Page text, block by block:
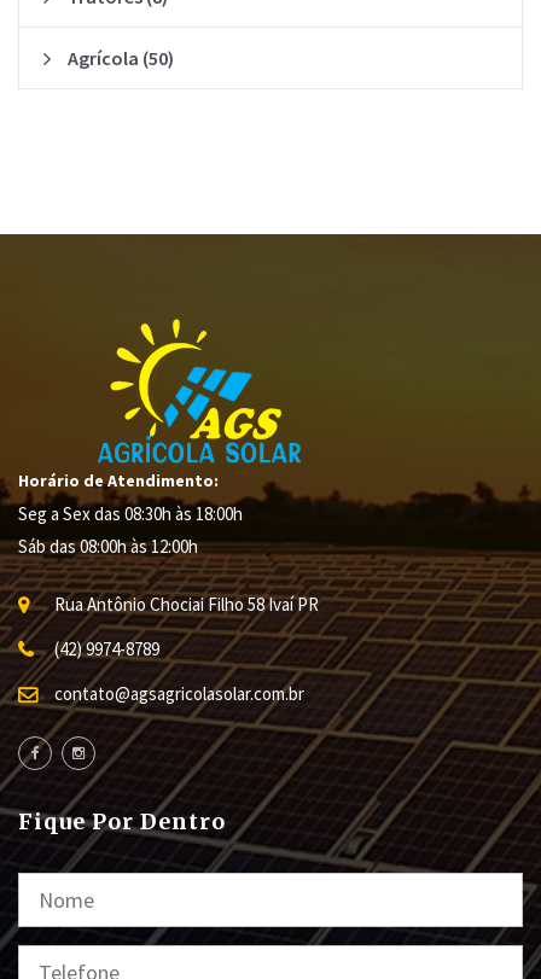
Agrícola (50)
Horário de Atendimento:
Seg a Sex das 08:30h às 18:00h
Sáb das 08:00h às 12:00h
Rua Antônio Chociai Filho58IvaíPR
(42) 9974-8789
contato@agsagricolasolar.com.br
Fique Por Dentro